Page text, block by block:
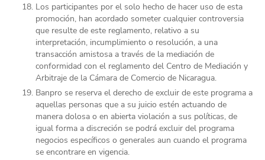
Los participantes por el solo hecho de hacer uso de esta
promoción, han acordado someter cualquier controversia
que resulte de este reglamento, relativo a su
interpretación, incumplimiento o resolución, a una
transacción amistosa a través de la mediación de
conformidad con el reglamento del Centro de Mediación y
Arbitraje de la Cámara de Comercio de Nicaragua.
Banpro se reserva el derecho de excluir de este programa a
aquellas personas que a su juicio estén actuando de
manera dolosa o en abierta violación a sus políticas, de
igual forma a discreción se podrá excluir del programa
negocios específicos o generales aun cuando el programa
se encontrare en vigencia.